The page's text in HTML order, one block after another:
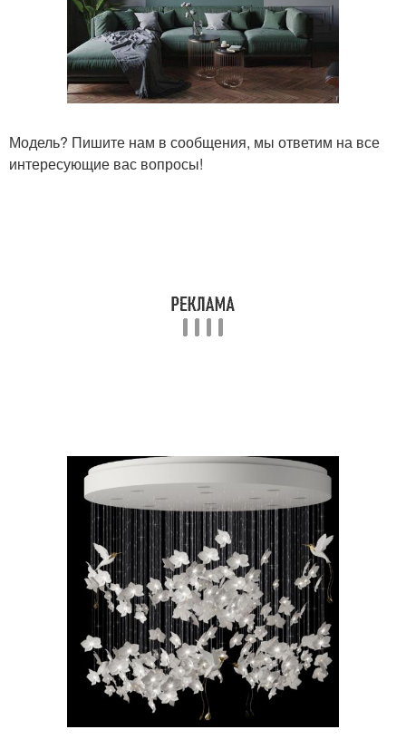
Модель? Пишите нам в сообщения, мы ответим на все
интересующие вас вопросы!